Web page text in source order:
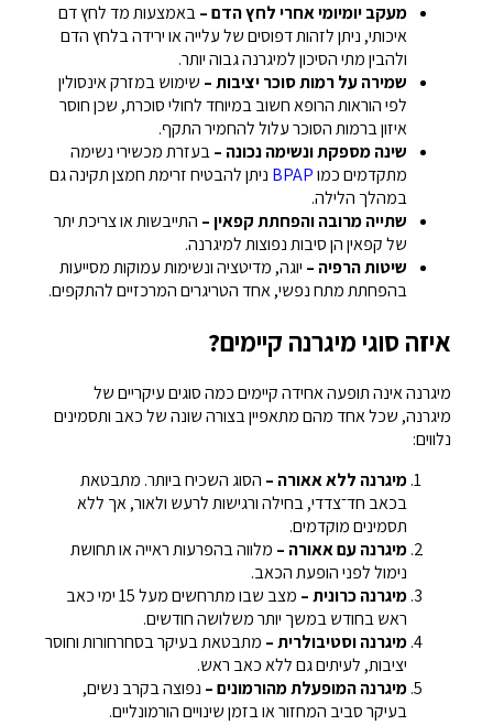
מעקב יומיומי אחרי לחץ הדם –באמצעות מד לחץ דם
איכותי, ניתן לזהות דפוסים של עלייה או ירידה בלחץ הדם
ולהבין מתי הסיכון למיגרנה גבוה יותר.
שמירה על רמות סוכר יציבות – שימוש במזרק אינסולין
לפי הוראות הרופא חשוב במיוחד לחולי סוכרת, שכן חוסר
איזון ברמות הסוכר עלול להחמיר התקף.
שינה מספקת ונשימה נכונה –בעזרת מכשירי נשימה
מתקדמים כמוBPAP ניתן להבטיח זרימת חמצן תקינה גם
במהלך הלילה.
שתייה מרובה והפחתת קפאין – התייבשות או צריכת יתר
של קפאין הן סיבות נפוצות למיגרנה.
שיטות הרפיה – יוגה, מדיטציה ונשימות עמוקות מסייעות
בהפחתת מתח נפשי, אחד הטריגרים המרכזיים להתקפים.
איזה סוגי מיגרנה קיימים?
מיגרנה אינה תופעה אחידה קיימים כמה סוגים עיקריים של
מיגרנה, שכל אחד מהם מתאפיין בצורה שונה של כאב ותסמינים
נלווים:
מיגרנה ללא אאורה – הסוג השכיח ביותר. מתבטאת
בכאב חד־צדדי, בחילה ורגישות לרעש ולאור, אך ללא
תסמינים מוקדמים.
מיגרנה עם אאורה – מלווה בהפרעות ראייה או תחושת
נימול לפני הופעת הכאב.
מיגרנה כרונית –
מצב שבו מתרחשים מעל 15 ימי כאב
ראש בחודש במשך יותר משלושה חודשים.
מיגרנה וסטיבולרית – מתבטאת בעיקר בסחרחורות וחוסר
יציבות, לעיתים גם ללא כאב ראש.
מיגרנה המופעלת מהורמונים – נפוצה בקרב נשים,
בעיקר סביב המחזור או בזמן שינויים הורמונליים.